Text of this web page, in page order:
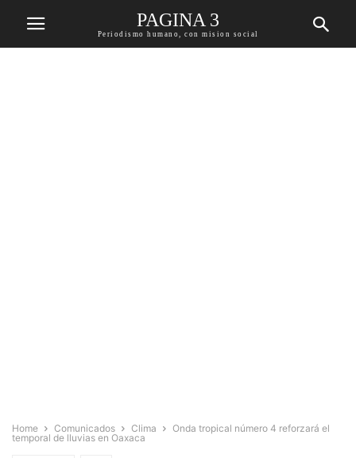
PAGINA 3
Periodismo humano, con mision social
Home Comunicados Clima
Onda tropical número 4 reforzará el
temporal de lluvias en Oaxaca